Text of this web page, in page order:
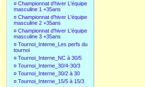
¤ Championnat d'hiver L'équipe
masculine 1 +35ans
¤ Championnat d'hiver L'équipe
masculine 2 +35ans
¤ Championnat d'hiver L'équipe
masculine 3 +35ans
¤ Tournoi_Interne_Les perfs du
tournoi
¤ Tournoi_Interne_NC à 30/5
¤ Tournoi_Interne_30/4-30/3
¤ Tournoi_Interne_30/2 à 30
¤ Tournoi_Interne_15/5 à 15/3